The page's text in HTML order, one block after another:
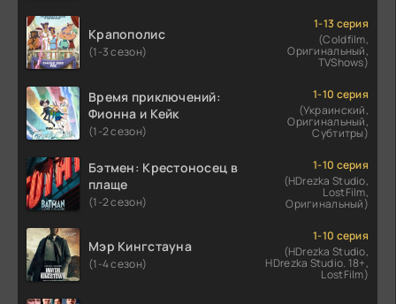
Крапополис
(1-3 сезон)
1-13 серия
(Coldfilm,
Оригинальный,
TVShows)
Время приключений:
Фионна и Кейк
(1-2 сезон)
1-10 серия
(Украинский,
Оригинальный,
Субтитры)
Бэтмен: Крестоносец в
плаще
(1-2 сезон)
1-10 серия
(HDrezka Studio,
LostFilm,
Оригинальный)
Мэр Кингстауна
(1-4 сезон)
1-10 серия
(HDrezka Studio,
HDrezka Studio. 18+,
LostFilm)